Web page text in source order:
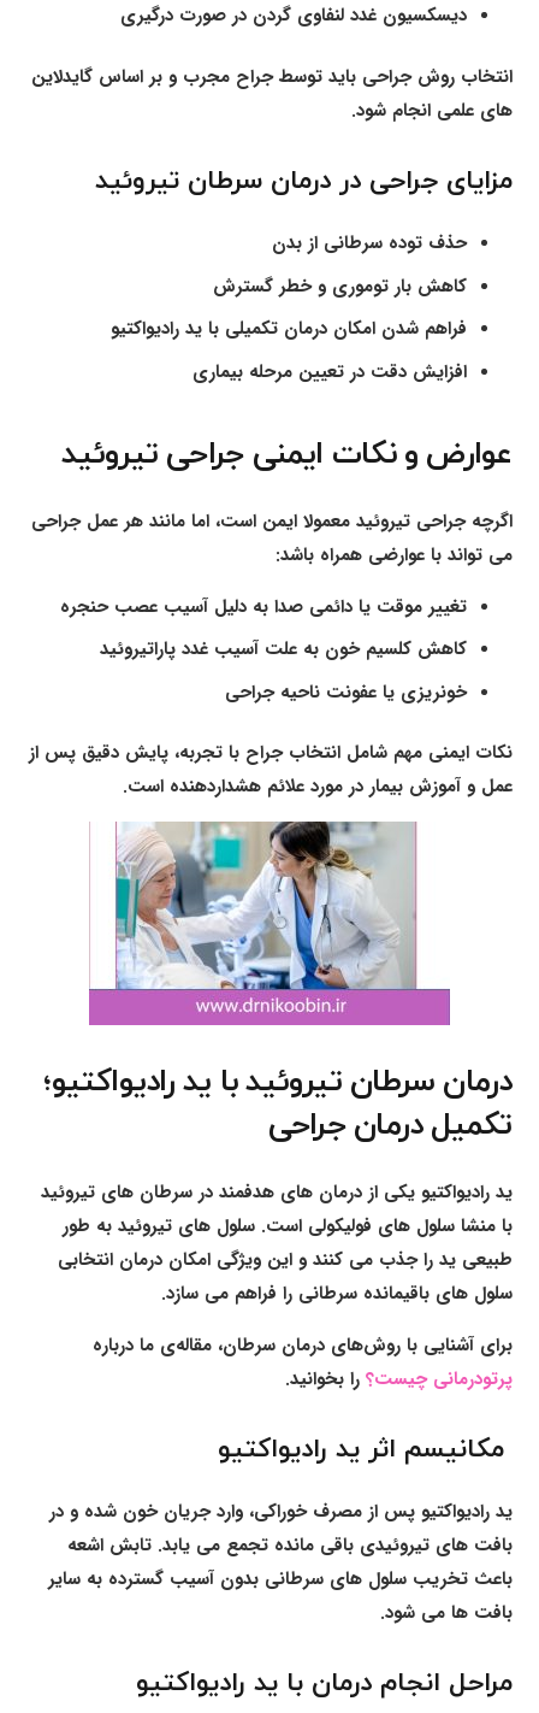
دیسکسیون غدد لنفاوی گردن در صورت درگیری
انتخاب روش جراحی باید توسط جراح مجرب و بر اساس گایدلاین
های علمی انجام شود.
مزایای جراحی در درمان سرطان تیروئید
حذف توده سرطانی از بدن
کاهش بار توموری و خطر گسترش
فراهم شدن امکان درمان تکمیلی با ید رادیواکتیو
افزایش دقت در تعیین مرحله بیماری
عوارض و نکات ایمنی جراحی تیروئید
اگرچه جراحی تیروئید معمولا ایمن است، اما مانند هر عمل جراحی
می تواند با عوارضی همراه باشد:
تغییر موقت یا دائمی صدا به دلیل آسیب عصب حنجره
کاهش کلسیم خون به علت آسیب غدد پاراتیروئید
خونریزی یا عفونت ناحیه جراحی
نکات ایمنی مهم شامل انتخاب جراح با تجربه، پایش دقیق پس از
عمل و آموزش بیمار در مورد علائم هشداردهنده است.
درمان سرطان تیروئید با ید رادیواکتیو؛
تکمیل درمان جراحی
ید رادیواکتیو یکی از درمان های هدفمند در سرطان های تیروئید
با منشا سلول های فولیکولی است. سلول های تیروئید به طور
طبیعی ید را جذب می کنند و این ویژگی امکان درمان انتخابی
سلول های باقیمانده سرطانی را فراهم می سازد.
برای آشنایی با روش‌های درمان سرطان، مقاله‌ی ما درباره
پرتودرمانی چیست؟ را بخوانید.
مکانیسم اثر ید رادیواکتیو
ید رادیواکتیو پس از مصرف خوراکی، وارد جریان خون شده و در
بافت های تیروئیدی باقی مانده تجمع می یابد. تابش اشعه
باعث تخریب سلول های سرطانی بدون آسیب گسترده به سایر
بافت ها می شود.
مراحل انجام درمان با ید رادیواکتیو